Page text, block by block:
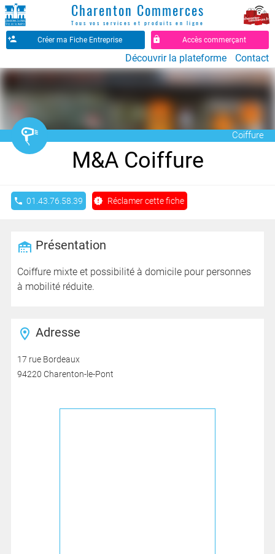
Charenton Commerces
Tous vos services et produits en ligne
Créer ma Fiche Entreprise Accès commerçant
Découvrir la plateforme Contact
󱃰 Coiffure
M&A Coiffure
01.43.76.58.39 Réclamer cette fiche
Présentation
Coiffure mixte et possibilité à domicile pour personnes
à mobilité réduite.
Adresse
17 rue Bordeaux
94220 Charenton-le-Pont